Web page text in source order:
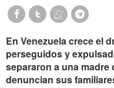
En Venezuela crece el
perseguidos y
separaron a una
denuncian sus